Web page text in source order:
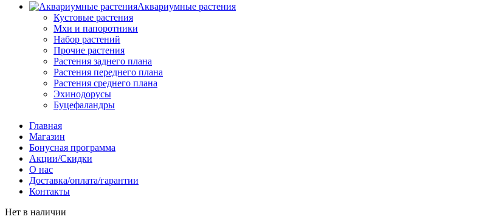
Аквариумные растения
Кустовые растения
Мхи и папоротники
Набор растений
Прочие растения
Растения заднего плана
Растения переднего плана
Растения среднего плана
Эхинодорусы
Буцефаландры
Главная
Магазин
Бонусная программа
Акции/Скидки
О нас
Доставка/оплата/гарантии
Контакты
Нет в наличии